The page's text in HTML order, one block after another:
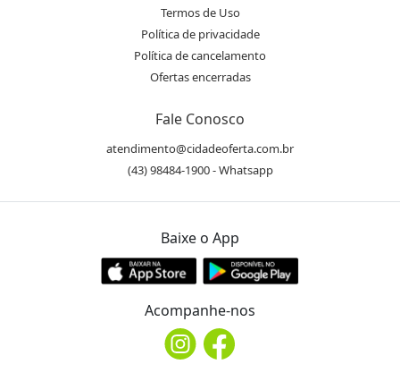
Termos de Uso
Política de privacidade
Política de cancelamento
Ofertas encerradas
Fale Conosco
atendimento@cidadeoferta.com.br
(43) 98484-1900 - Whatsapp
Baixe o App
Acompanhe-nos